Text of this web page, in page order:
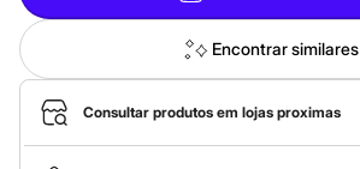
Vestidos
Acessórios
Bolsas
Bonés e Chapéus
Bijoux
Cintos
Óculos
Encontrar similares
Consultar produtos em lojas proximas